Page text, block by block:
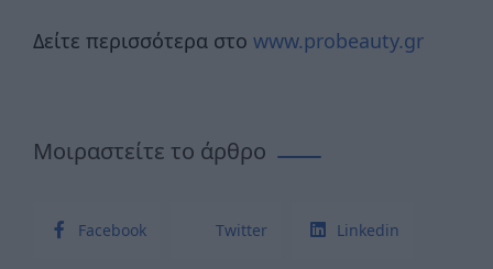
Δείτε περισσότερα στο www.probeauty.gr
Μοιραστείτε το άρθρο
Facebook Twitter Linkedin